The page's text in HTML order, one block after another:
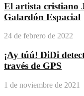
El artista cristiano
Galardón Espacial
24 de febrero de 2022
¡Ay túú! DiDi
través de GPS
1 de noviembre de 2021